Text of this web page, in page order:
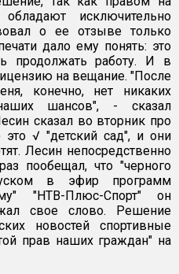
исключительно
о ее отзыве только
дало ему понять: это
продолжать работу. И в
на вещание. "После
конечно, нет никаких
шансов", - сказал
сказал во вторник про
это √ "детский сад", и они
Лесин непосредственно
пообещал, что "черного
в эфир программ
"НТВ-Плюс-Спорт" он
свое слово. Решение
новостей спортивные
прав наших граждан" на